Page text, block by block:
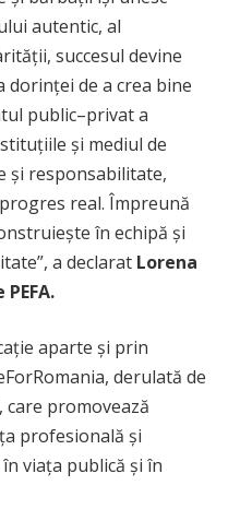
autentic, al
succesul devine
dorinței de a crea bine
public–privat a
și mediul de
și responsabilitate,
real. Împreună
în echipă și
a declarat Lorena
aparte și prin
derulată de
care promovează
profesională și
viața publică și în